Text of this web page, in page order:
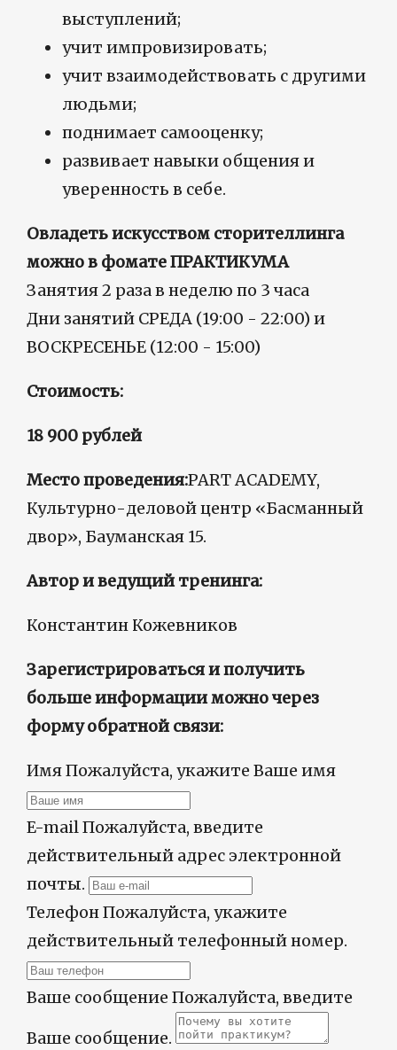
выступлений;
учит импровизировать;
учит взаимодействовать с другими
людьми;
поднимает самооценку;
развивает навыки общения и
уверенность в себе.
Овладеть искусством сторителлинга
можно в фомате ПРАКТИКУМА
Занятия 2 раза в неделю по 3 часа
Дни занятий СРЕДА (19:00 - 22:00) и
ВОСКРЕСЕНЬЕ (12:00 - 15:00)
Стоимость:
18 900 рублей
Место проведения:PART ACADEMY,
Культурно-деловой центр «Басманный
двор», Бауманская 15.
Автор и ведущий тренинга:
Константин Кожевников
Зарегистрироваться и получить
больше информации можно через
форму обратной связи:
ИмяПожалуйста, укажите Ваше имя
E-mailПожалуйста, введите
действительный адрес электронной
почты.
ТелефонПожалуйста, укажите
действительный телефонный номер.
Ваше cообщение Пожалуйста, введите
Ваше сообщение.